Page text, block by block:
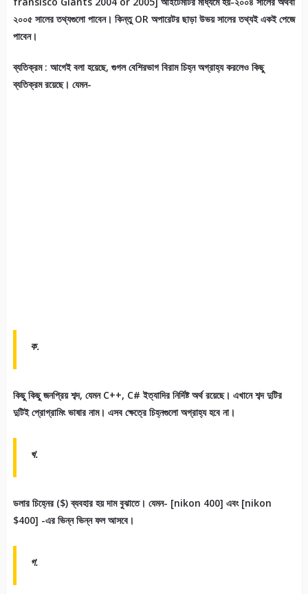
২০০৫ সালের তথ্যগুলো পাবেন। কিন্তু OR অপারেটর ছাড়া উভয় সালের তথ্যই একই পেজে
পাবেন।
ব্যতিক্রম : আগেই বলা হয়েছে, গুগল বেশিরভাগ বিরাম চিহ্ন অগ্রাহ্য করলেও কিছু
ব্যতিক্রম রয়েছে। যেমন-
ক.
কিছু কিছু জনপ্রিয় শব্দ, যেমন C++, C# ইত্যাদির নির্দিষ্ট অর্থ রয়েছে। এখানে শব্দ দুটির
দুটিই প্রোগ্রামিং ভাষার নাম। এসব ক্ষেত্রে চিহ্নগুলো অগ্রাহ্য হবে না।
খ.
ডলার চিহ্নের ($) ব্যবহার হয় দাম বুঝাতে। যেমন- [nikon 400] এবং [nikon
$400] -এর ভিন্ন ভিন্ন ফল আসবে।
গ.